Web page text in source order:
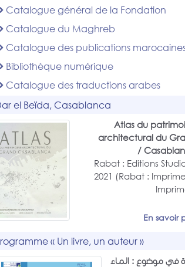
Catalogue général de la Fondation
Catalogue du Maghreb
Catalogue des publications
Bibliothèque numérique
Catalogue des traductions arabes
el Beïda, Casablanca
Atlas du
architectural du
Rabat : Editions
2021 (Rabat :
En savoir
« Un livre, un auteur »
في موضوع : الماء